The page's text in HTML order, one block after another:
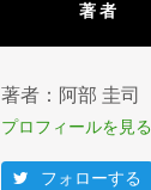
著者
著者：阿部 圭司
プロフィールを見る
フォローする